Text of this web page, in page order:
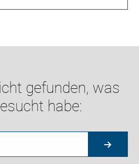
gefunden, was
habe: